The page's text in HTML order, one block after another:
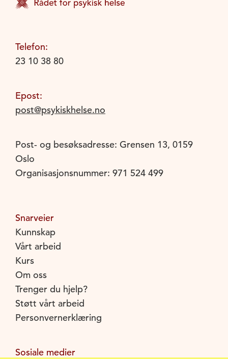
Telefon:
23 10 38 80
Epost:
post@psykiskhelse.no
Post- og besøksadresse: Grensen 13, 0159
Oslo
Organisasjonsnummer: 971 524 499
Snarveier
Kunnskap
Vårt arbeid
Kurs
Om oss
Trenger du hjelp?
Støtt vårt arbeid
Personvernerklæring
Sosiale medier